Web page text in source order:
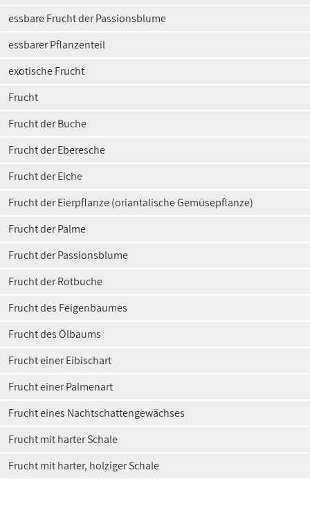
essbare Frucht der Passionsblume
essbarer Pflanzenteil
exotische Frucht
Frucht
Frucht der Buche
Frucht der Eberesche
Frucht der Eiche
Frucht der Eierpflanze (oriantalische Gemüsepflanze)
Frucht der Palme
Frucht der Passionsblume
Frucht der Rotbuche
Frucht des Feigenbaumes
Frucht des Ölbaums
Frucht einer Eibischart
Frucht einer Palmenart
Frucht eines Nachtschattengewächses
Frucht mit harter Schale
Frucht mit harter, holziger Schale